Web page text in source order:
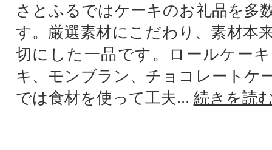
さとふるではケーキのお礼品を多
す。厳選素材にこだわり、素材本
切にした一品です。ロールケー
キ、モンブラン、チョコレートケ
では食材を使って工夫... 続きを読